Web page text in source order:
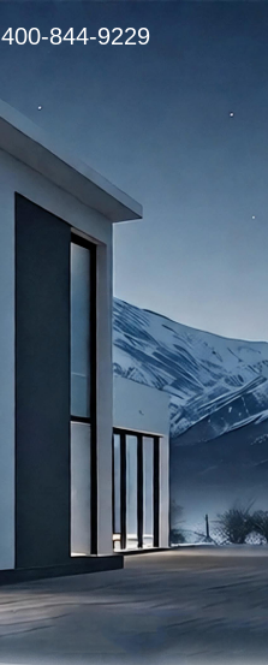
400-844-9229